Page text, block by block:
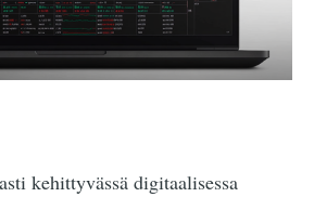
kehittyvässä digitaalisessa